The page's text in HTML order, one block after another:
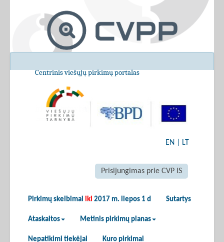
Centrinis viešųjų pirkimų portalas
EN LT
Prisijungimas prie CVP IS
Pirkimų skelbimai iki 2017 m. liepos 1 d Sutartys
Ataskaitos Metinis pirkimų planas
Nepatikimi tiekėjai Kuro pirkimai